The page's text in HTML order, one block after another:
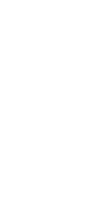
うお願いしま
の共同利用者
をご了承くだ
に記載されて
はありません。
ない年数を意
通知します。
取り引きをい
ムロン制御